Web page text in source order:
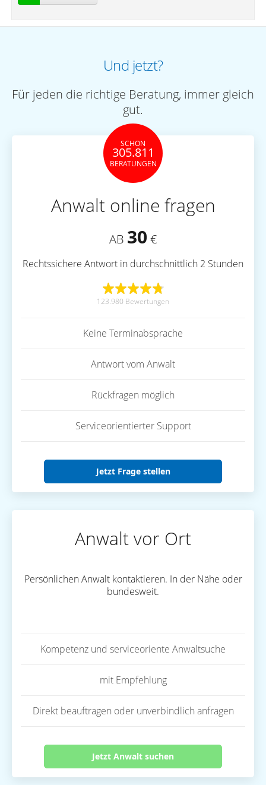
Und jetzt?
Für jeden die richtige Beratung, immer gleich
gut.
SCHON
305.811
BERATUNGEN
Anwalt online fragen
AB 30 €
Rechtssichere Antwort in durchschnittlich 2 Stunden
123.980 Bewertungen
Keine Terminabsprache
Antwort vom Anwalt
Rückfragen möglich
Serviceorientierter Support
Jetzt Frage stellen
Anwalt vor Ort
Persönlichen Anwalt kontaktieren. In der Nähe oder
bundesweit.
Kompetenz und serviceoriente Anwaltsuche
mit Empfehlung
Direkt beauftragen oder unverbindlich anfragen
Jetzt Anwalt suchen